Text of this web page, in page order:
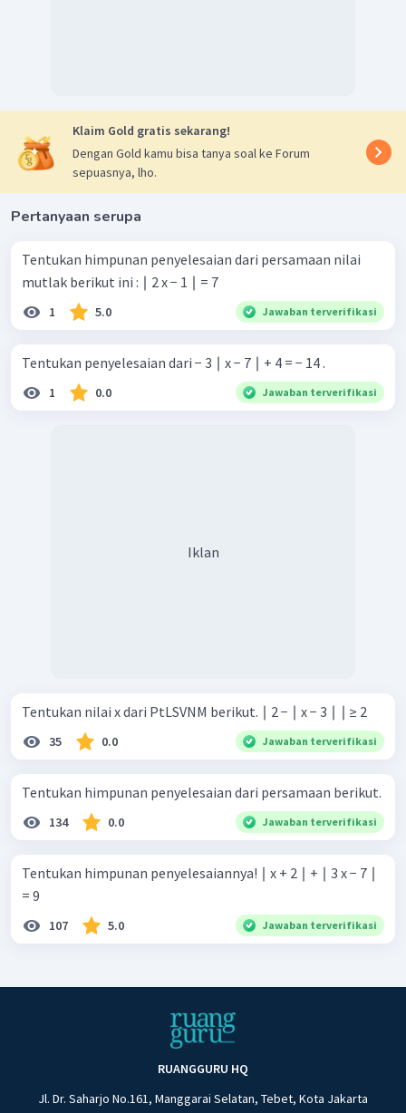
Klaim Gold gratis sekarang!
Dengan Gold kamu bisa tanya soal ke Forum
sepuasnya, lho.
Pertanyaan serupa
Tentukan himpunan penyelesaian dari persamaan nilai
mutlak berikut ini : ∣ 2 x − 1 ∣ = 7
1 5.0 Jawaban terverifikasi
Tentukan penyelesaian dari − 3 ∣ x − 7 ∣ + 4 = − 14 .
1 0.0 Jawaban terverifikasi
Iklan
Tentukan nilai x dari PtLSVNM berikut. ∣ 2 − ∣ x − 3 ∣ ∣ ≥ 2
35 0.0 Jawaban terverifikasi
Tentukan himpunan penyelesaian dari persamaan berikut.
134 0.0 Jawaban terverifikasi
Tentukan himpunan penyelesaiannya! ∣ x + 2 ∣ + ∣ 3 x − 7 ∣
= 9
107 5.0 Jawaban terverifikasi
RUANGGURU HQ
Jl. Dr. Saharjo No.161, Manggarai Selatan, Tebet, Kota Jakarta